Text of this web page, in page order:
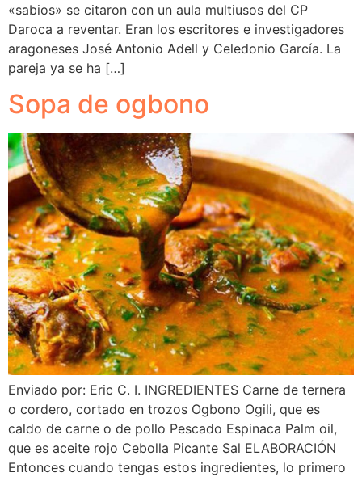
«sabios» se citaron con un aula multiusos del CP
Daroca a reventar. Eran los escritores e investigadores
aragoneses José Antonio Adell y Celedonio García. La
pareja ya se ha […]
Sopa de ogbono
Enviado por: Eric C. I. INGREDIENTES Carne de ternera
o cordero, cortado en trozos Ogbono Ogili, que es
caldo de carne o de pollo Pescado Espinaca Palm oil,
que es aceite rojo Cebolla Picante Sal ELABORACIÓN
Entonces cuando tengas estos ingredientes, lo primero